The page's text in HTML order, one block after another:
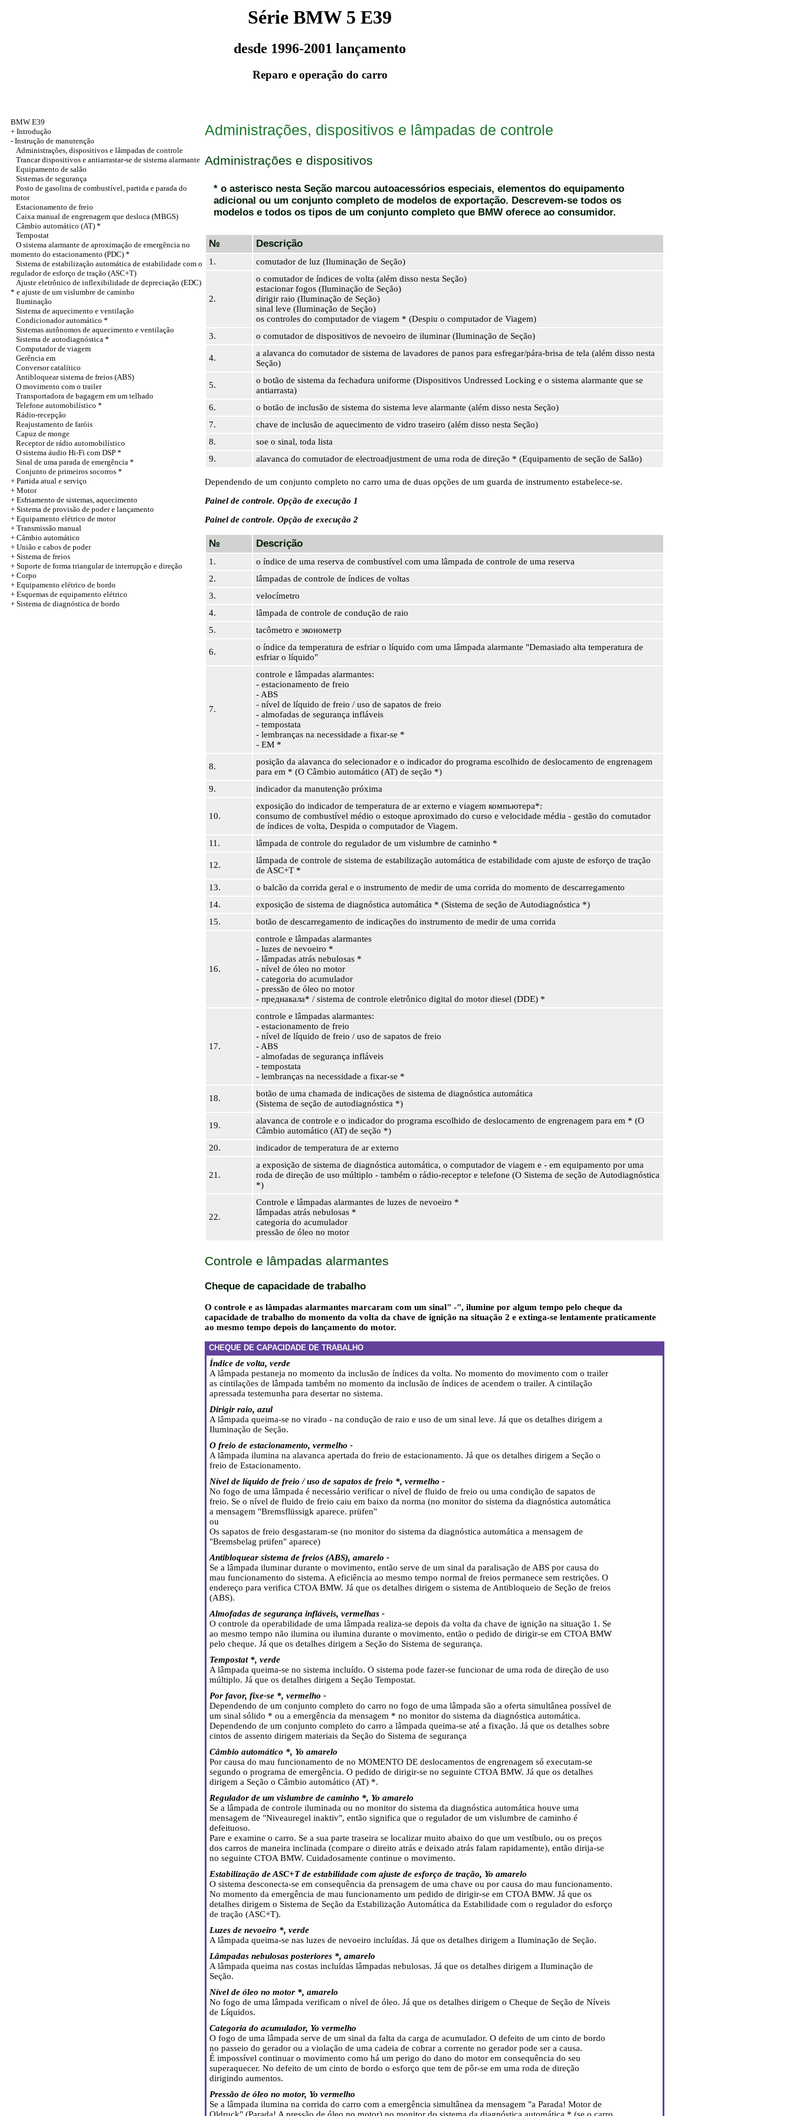
Série BMW 5 E39
desde 1996-2001 lançamento
Reparo e operação do carro
BMW E39
+ Introdução
- Instrução de manutenção
Administrações, dispositivos e lâmpadas de controle
Trancar dispositivos e antiarrastar-se de sistema alarmante
Equipamento de salão
Sistemas de segurança
Posto de gasolina de combustível, partida e parada do
motor
Estacionamento de freio
Caixa manual de engrenagem que desloca (MBGS)
Câmbio automático (AT) *
Tempostat
O sistema alarmante de aproximação de emergência no
momento do estacionamento (PDC) *
Sistema de estabilização automática de estabilidade com o
regulador de esforço de tração (ASC+T)
Ajuste eletrônico de inflexibilidade de depreciação (EDC)
* e ajuste de um vislumbre de caminho
Iluminação
Sistema de aquecimento e ventilação
Condicionador automático *
Sistemas autônomos de aquecimento e ventilação
Sistema de autodiagnóstica *
Computador de viagem
Gerência em
Conversor catalítico
Antibloquear sistema de freios (ABS)
O movimento com o trailer
Transportadora de bagagem em um telhado
Telefone automobilístico *
Rádio-recepção
Reajustamento de faróis
Capuz de monge
Receptor de rádio automobilístico
O sistema áudio Hi-Fi com DSP *
Sinal de uma parada de emergência *
Conjunto de primeiros socorros *
+ Partida atual e serviço
+ Motor
+ Esfriamento de sistemas, aquecimento
+ Sistema de provisão de poder e lançamento
+ Equipamento elétrico de motor
+ Transmissão manual
+ Câmbio automático
+ União e cabos de poder
+ Sistema de freios
+ Suporte de forma triangular de interrupção e direção
+ Corpo
+ Equipamento elétrico de bordo
+ Esquemas de equipamento elétrico
+ Sistema de diagnóstica de bordo
Administrações, dispositivos e lâmpadas de controle
Administrações e dispositivos
* o asterisco nesta Seção marcou autoacessórios especiais, elementos do equipamento
adicional ou um conjunto completo de modelos de exportação. Descrevem-se todos os
modelos e todos os tipos de um conjunto completo que BMW oferece ao consumidor.
№ Descrição
1. comutador de luz (Iluminação de Seção)
2.
o comutador de índices de volta (além disso nesta Seção)
estacionar fogos (Iluminação de Seção)
dirigir raio (Iluminação de Seção)
sinal leve (Iluminação de Seção)
os controles do computador de viagem * (Despiu o computador de Viagem)
3.
o comutador de dispositivos de nevoeiro de iluminar (Iluminação de Seção)
4.
a alavanca do comutador de sistema de lavadores de panos para esfregar/pára-brisa de tela (além disso nesta
Seção)
5.
o botão de sistema da fechadura uniforme (Dispositivos Undressed Locking e o sistema alarmante que se
antiarrasta)
6.
o botão de inclusão de sistema do sistema leve alarmante (além disso nesta Seção)
7.
chave de inclusão de aquecimento de vidro traseiro (além disso nesta Seção)
8.
soe o sinal, toda lista
9.
alavanca do comutador de electroadjustment de uma roda de direção * (Equipamento de seção de Salão)
Dependendo de um conjunto completo no carro uma de duas opções de um guarda de instrumento estabelece-se.
Painel de controle. Opção de execução 1
Painel de controle. Opção de execução 2
№ Descrição
1.
o índice de uma reserva de combustível com uma lâmpada de controle de uma reserva
2.
lâmpadas de controle de índices de voltas
3.
velocímetro
4.
lâmpada de controle de condução de raio
5.
tacômetro e эконометр
6.
o índice da temperatura de esfriar o líquido com uma lâmpada alarmante "Demasiado alta temperatura de
esfriar o líquido"
7.
controle e lâmpadas alarmantes:
- estacionamento de freio
- ABS
- nível de líquido de freio / uso de sapatos de freio
- almofadas de segurança infláveis
- tempostata
- lembranças na necessidade a fixar-se *
- EM *
8.
posição da alavanca do selecionador e o indicador do programa escolhido de deslocamento de engrenagem
para em * (O Câmbio automático (AT) de seção *)
9.
indicador da manutenção próxima
10.
exposição do indicador de temperatura de ar externo e viagem компьютера*:
consumo de combustível médio o estoque aproximado do curso e velocidade média - gestão do comutador
de índices de volta, Despida o computador de Viagem.
11.
lâmpada de controle do regulador de um vislumbre de caminho *
12.
lâmpada de controle de sistema de estabilização automática de estabilidade com ajuste de esforço de tração
de ASC+T *
13.
o balcão da corrida geral e o instrumento de medir de uma corrida do momento de descarregamento
14.
exposição de sistema de diagnóstica automática * (Sistema de seção de Autodiagnóstica *)
15.
botão de descarregamento de indicações do instrumento de medir de uma corrida
16.
controle e lâmpadas alarmantes
- luzes de nevoeiro *
- lâmpadas atrás nebulosas *
- nível de óleo no motor
- categoria do acumulador
- pressão de óleo no motor
- преднакала* / sistema de controle eletrônico digital do motor diesel (DDE) *
17.
controle e lâmpadas alarmantes:
- estacionamento de freio
- nível de líquido de freio / uso de sapatos de freio
- ABS
- almofadas de segurança infláveis
- tempostata
- lembranças na necessidade a fixar-se *
18.
botão de uma chamada de indicações de sistema de diagnóstica automática
(Sistema de seção de autodiagnóstica *)
19.
alavanca de controle e o indicador do programa escolhido de deslocamento de engrenagem para em * (O
Câmbio automático (AT) de seção *)
20.
indicador de temperatura de ar externo
21.
a exposição de sistema de diagnóstica automática, o computador de viagem e - em equipamento por uma
roda de direção de uso múltiplo - também o rádio-receptor e telefone (O Sistema de seção de Autodiagnóstica
*)
22.
Controle e lâmpadas alarmantes de luzes de nevoeiro *
lâmpadas atrás nebulosas *
categoria do acumulador
pressão de óleo no motor
Controle e lâmpadas alarmantes
Cheque de capacidade de trabalho
O controle e as lâmpadas alarmantes marcaram com um sinal" -", ilumine por algum tempo pelo cheque da
capacidade de trabalho do momento da volta da chave de ignição na situação 2 e extinga-se lentamente praticamente
ao mesmo tempo depois do lançamento do motor.
CHEQUE DE CAPACIDADE DE TRABALHO
Índice de volta, verde
A lâmpada pestaneja no momento da inclusão de índices da volta. No momento do movimento com o trailer
as cintilações de lâmpada também no momento da inclusão de índices de acendem o trailer. A cintilação
apressada testemunha para desertar no sistema.
Dirigir raio, azul
A lâmpada queima-se no virado - na condução de raio e uso de um sinal leve. Já que os detalhes dirigem a
Iluminação de Seção.
O freio de estacionamento, vermelho -
A lâmpada ilumina na alavanca apertada do freio de estacionamento. Já que os detalhes dirigem a Seção o
freio de Estacionamento.
Nível de líquido de freio / uso de sapatos de freio *, vermelho -
No fogo de uma lâmpada é necessário verificar o nível de fluido de freio ou uma condição de sapatos de
freio. Se o nível de fluido de freio caiu em baixo da norma (no monitor do sistema da diagnóstica automática
a mensagem "Bremsflüssigk aparece. prüfen"
ou
Os sapatos de freio desgastaram-se (no monitor do sistema da diagnóstica automática a mensagem de
"Bremsbelag prüfen" aparece)
Antibloquear sistema de freios (ABS), amarelo -
Se a lâmpada iluminar durante o movimento, então serve de um sinal da paralisação de ABS por causa do
mau funcionamento do sistema. A eficiência ao mesmo tempo normal de freios permanece sem restrições. O
endereço para verifica CTOA BMW. Já que os detalhes dirigem o sistema de Antibloqueio de Seção de freios
(ABS).
Almofadas de segurança infláveis, vermelhas -
O controle da operabilidade de uma lâmpada realiza-se depois da volta da chave de ignição na situação 1. Se
ao mesmo tempo não ilumina ou ilumina durante o movimento, então o pedido de dirigir-se em CTOA BMW
pelo cheque. Já que os detalhes dirigem a Seção do Sistema de segurança.
Tempostat *, verde
A lâmpada queima-se no sistema incluído. O sistema pode fazer-se funcionar de uma roda de direção de uso
múltiplo. Já que os detalhes dirigem a Seção Tempostat.
Por favor, fixe-se *, vermelho -
Dependendo de um conjunto completo do carro no fogo de uma lâmpada são a oferta simultânea possível de
um sinal sólido * ou a emergência da mensagem * no monitor do sistema da diagnóstica automática.
Dependendo de um conjunto completo do carro a lâmpada queima-se até a fixação. Já que os detalhes sobre
cintos de assento dirigem materiais da Seção do Sistema de segurança
Câmbio automático *, Yo amarelo
Por causa do mau funcionamento de no MOMENTO DE deslocamentos de engrenagem só executam-se
segundo o programa de emergência. O pedido de dirigir-se no seguinte CTOA BMW. Já que os detalhes
dirigem a Seção o Câmbio automático (AT) *.
Regulador de um vislumbre de caminho *, Yo amarelo
Se a lâmpada de controle iluminada ou no monitor do sistema da diagnóstica automática houve uma
mensagem de "Niveauregel inaktiv", então significa que o regulador de um vislumbre de caminho é
defeituoso.
Pare e examine o carro. Se a sua parte traseira se localizar muito abaixo do que um vestíbulo, ou os preços
dos carros de maneira inclinada (compare o direito atrás e deixado atrás falam rapidamente), então dirija-se
no seguinte CTOA BMW. Cuidadosamente continue o movimento.
Estabilização de ASC+T de estabilidade com ajuste de esforço de tração, Yo amarelo
O sistema desconecta-se em consequência da prensagem de uma chave ou por causa do mau funcionamento.
No momento da emergência de mau funcionamento um pedido de dirigir-se em CTOA BMW. Já que os
detalhes dirigem o Sistema de Seção da Estabilização Automática da Estabilidade com o regulador do esforço
de tração (ASC+T).
Luzes de nevoeiro *, verde
A lâmpada queima-se nas luzes de nevoeiro incluídas. Já que os detalhes dirigem a Iluminação de Seção.
Lâmpadas nebulosas posteriores *, amarelo
A lâmpada queima nas costas incluídas lâmpadas nebulosas. Já que os detalhes dirigem a Iluminação de
Seção.
Nível de óleo no motor *, amarelo
No fogo de uma lâmpada verificam o nível de óleo. Já que os detalhes dirigem o Cheque de Seção de Níveis
de Líquidos.
Categoria do acumulador, Yo vermelho
O fogo de uma lâmpada serve de um sinal da falta da carga de acumulador. O defeito de um cinto de bordo
no passeio do gerador ou a violação de uma cadeia de cobrar a corrente no gerador pode ser a causa.
É impossível continuar o movimento como há um perigo do dano do motor em consequência do seu
superaquecer. No defeito de um cinto de bordo o esforço que tem de pôr-se em uma roda de direção
dirigindo aumentos.
Pressão de óleo no motor, Yo vermelho
Se a lâmpada ilumina na corrida do carro com a emergência simultânea da mensagem "a Parada! Motor de